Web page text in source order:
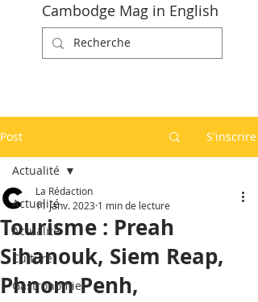
Cambodge Mag in English
Post S'inscrire
Actualité
Actualité
Culture
Gastronomie
Actualité
Tourisme : Preah
Sihanouk, Siem Reap,
Phnom Penh,
La Rédaction
11 janv. 2023 1 min de lecture